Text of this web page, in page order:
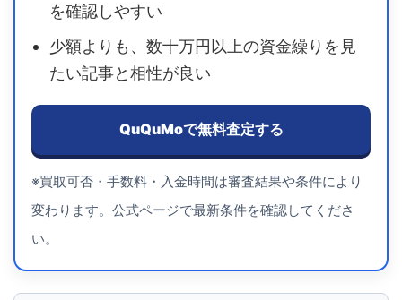
を確認しやすい
少額よりも、数十万円以上の資金繰りを見
たい記事と相性が良い
QuQuMoで無料査定する
※買取可否・手数料・入金時間は審査結果や条件により
変わります。公式ページで最新条件を確認してくださ
い。